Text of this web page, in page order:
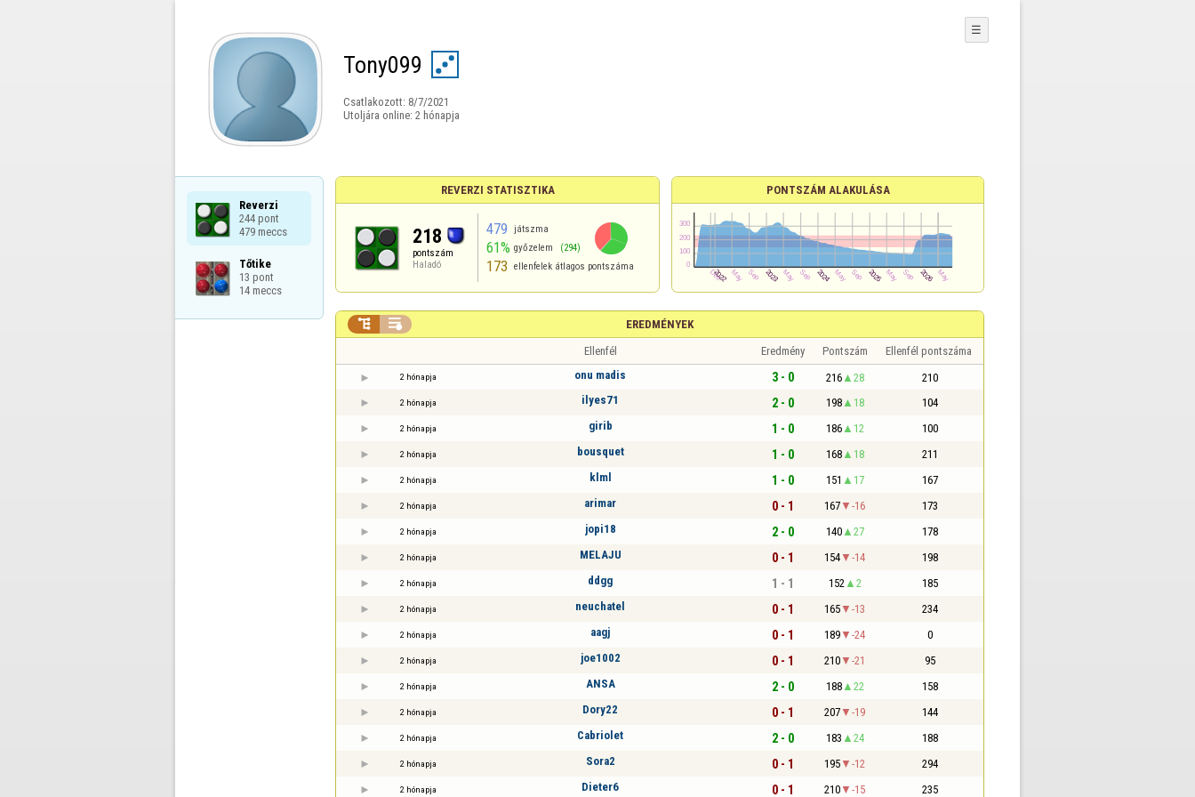
Tony099
Csatlakozott: 8/7/2021
Utoljára online: 2 hónapja
☰
Reverzi
244 pont
479 meccs
Tőtike
13 pont
14 meccs
REVERZI STATISZTIKA
218
pontszám
Haladó
479 játszma
61% győzelem (294)
173 ellenfelek átlagos pontszáma
PONTSZÁM ALAKULÁSA
EREDMÉNYEK
 
Ellenfél Eredmény Pontszám Ellenfél pontszáma
2 hónapja onu madis 3 - 0 216 28 210
2 hónapja ilyes71 2 - 0 198 18 104
2 hónapja girib 1 - 0 186 12 100
2 hónapja bousquet 1 - 0 168 18 211
2 hónapja klml 1 - 0 151 17 167
2 hónapja arimar 0 - 1 167 -16 173
2 hónapja jopi18 2 - 0 140 27 178
2 hónapja MELAJU 0 - 1 154 -14 198
2 hónapja ddgg 1 - 1 152 2 185
2 hónapja neuchatel 0 - 1 165 -13 234
2 hónapja aagj 0 - 1 189 -24 0
2 hónapja joe1002 0 - 1 210 -21 95
2 hónapja ANSA 2 - 0 188 22 158
2 hónapja Dory22 0 - 1 207 -19 144
2 hónapja Cabriolet 2 - 0 183 24 188
2 hónapja Sora2 0 - 1 195 -12 294
2 hónapja Dieter6 0 - 1 210 -15 235